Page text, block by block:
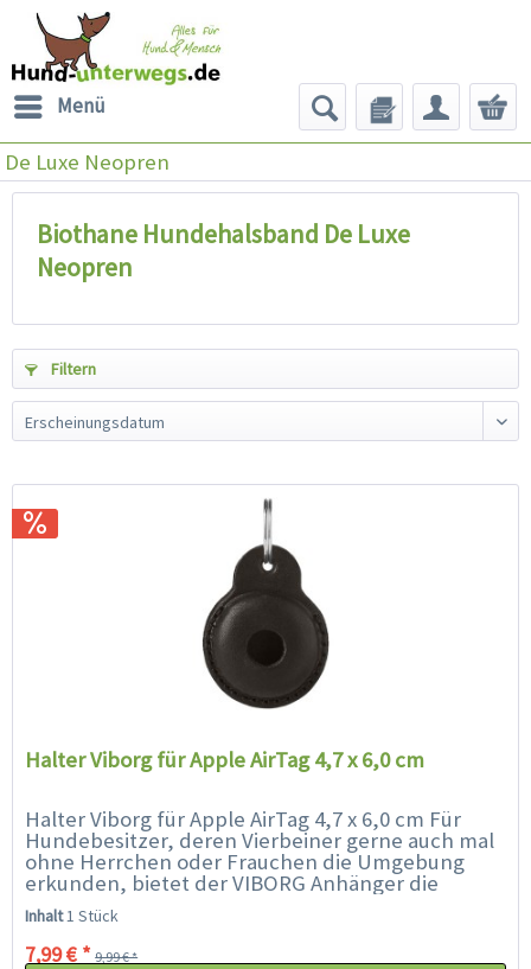
Menü
De Luxe Neopren
Biothane Hundehalsband De Luxe
Neopren
Filtern
Halter Viborg für Apple AirTag 4,7 x 6,0 cm
Halter Viborg für Apple AirTag 4,7 x 6,0 cm Für
Hundebesitzer, deren Vierbeiner gerne auch mal
ohne Herrchen oder Frauchen die Umgebung
erkunden, bietet der VIBORG Anhänger die
perfekte Kombination aus Stil, Funktionalität
und...
Inhalt1 Stück
7,99 € * 9,99 € *